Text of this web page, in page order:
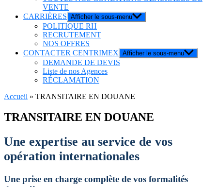
VENTE
CARRIÈRES Afficher le sous-menu
POLITIQUE RH
RECRUTEMENT
NOS OFFRES
CONTACTER CENTRIMEX Afficher le sous-menu
DEMANDE DE DEVIS
Liste de nos Agences
RÉCLAMATION
Accueil » TRANSITAIRE EN DOUANE
TRANSITAIRE EN DOUANE
Une expertise au service de vos
opération internationales
Une prise en charge complète de vos formalités